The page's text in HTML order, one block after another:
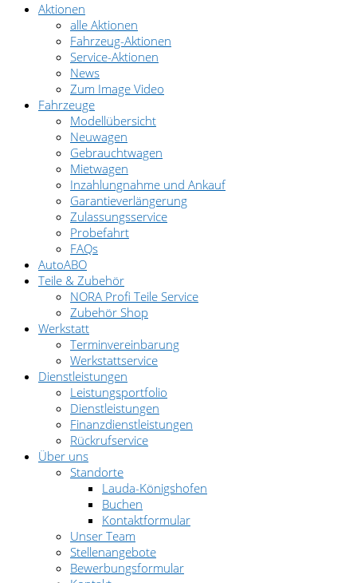
Aktionen
alle Aktionen
Fahrzeug-Aktionen
Service-Aktionen
News
Zum Image Video
Fahrzeuge
Modellübersicht
Neuwagen
Gebrauchtwagen
Mietwagen
Inzahlungnahme und Ankauf
Garantieverlängerung
Zulassungsservice
Probefahrt
FAQs
AutoABO
Teile & Zubehör
NORA Profi Teile Service
Zubehör Shop
Werkstatt
Terminvereinbarung
Werkstattservice
Dienstleistungen
Leistungsportfolio
Dienstleistungen
Finanzdienstleistungen
Rückrufservice
Über uns
Standorte
Lauda-Königshofen
Buchen
Kontaktformular
Unser Team
Stellenangebote
Bewerbungsformular